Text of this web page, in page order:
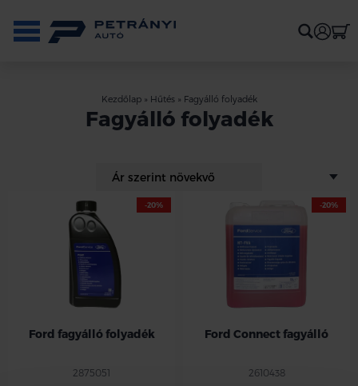
Kezdőlap» Hűtés» Fagyálló folyadék
Fagyálló folyadék
1:1 vízzel keverve -37C
-20%
Ford fagyálló folyadék
2875051
-20%
Ford Connect fagyálló
2610438